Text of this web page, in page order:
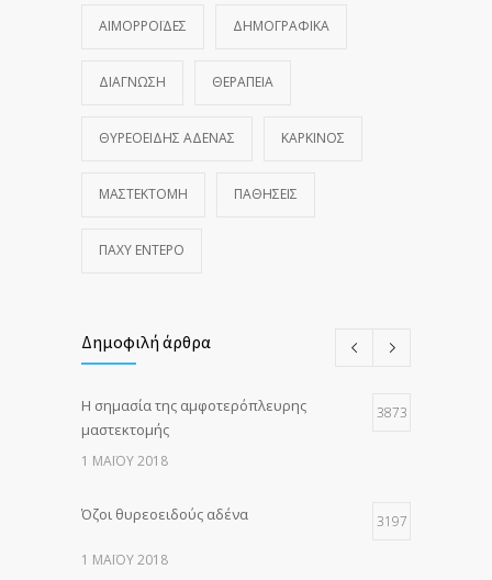
ΑΙΜΟΡΡΟΪ́ΔΕΣ ΔΗΜΟΓΡΑΦΙΚΆ
ΔΙΆΓΝΩΣΗ ΘΕΡΑΠΕΊΑ
ΘΥΡΕΟΕΙΔΉΣ ΑΔΈΝΑΣ ΚΑΡΚΊΝΟΣ
ΜΑΣΤΕΚΤΟΜΉ ΠΑΘΉΣΕΙΣ
ΠΑΧΎ ΈΝΤΕΡΟ
Δημοφιλή άρθρα
Η σημασία της αμφοτερόπλευρης
μαστεκτομής
3873
1 ΜΑΪ́ΟΥ 2018
Όζοι θυρεοειδούς αδένα 3197
1 ΜΑΪ́ΟΥ 2018